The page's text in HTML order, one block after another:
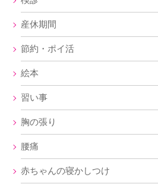
産休期間
節約・ポイ活
絵本
習い事
胸の張り
腰痛
赤ちゃんの寝かしつけ